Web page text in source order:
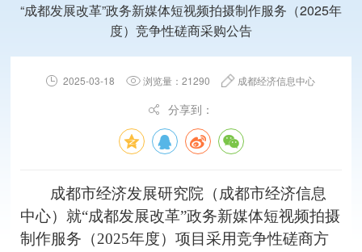
首页>智库动态>采购公告
“成都发展改革”政务新媒体短视频拍摄制作服务（2025年
度）竞争性磋商采购公告
2025-03-18 浏览量：21290 成都经济信息中心
分享到：
成都市经济发展研究院（成都市经济信息
中心）就“成都发展改革”政务新媒体短视频拍摄
制作服务（2025年度）项目采用竞争性磋商方